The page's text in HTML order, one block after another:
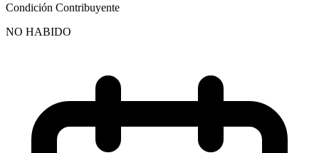
Condición Contribuyente
NO HABIDO